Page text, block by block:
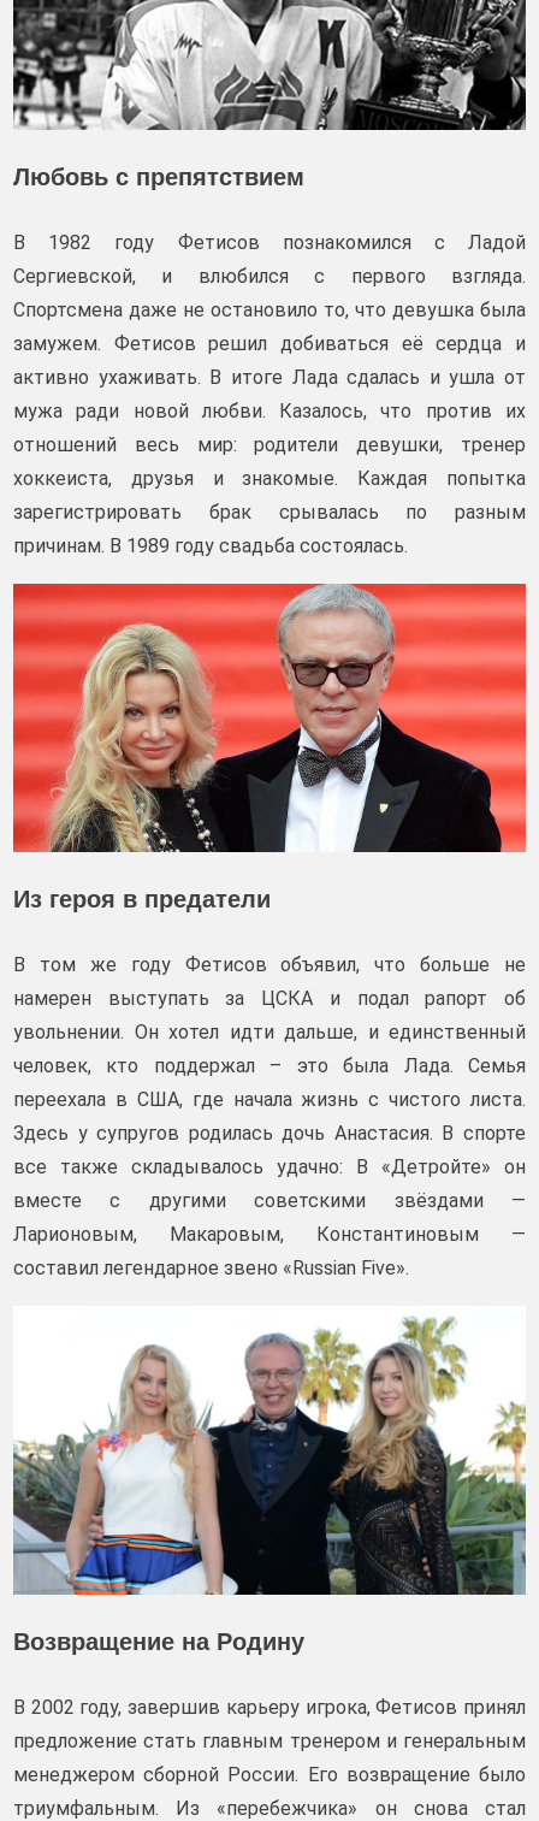
Любовь с препятствием
В 1982 году Фетисов познакомился с Ладой
Сергиевской, и влюбился с первого взгляда.
Спортсмена даже не остановило то, что девушка была
замужем. Фетисов решил добиваться её сердца и
активно ухаживать. В итоге Лада сдалась и ушла от
мужа ради новой любви. Казалось, что против их
отношений весь мир: родители девушки, тренер
хоккеиста, друзья и знакомые. Каждая попытка
зарегистрировать брак срывалась по разным
причинам. В 1989 году свадьба состоялась.
Из героя в предатели
В том же году Фетисов объявил, что больше не
намерен выступать за ЦСКА и подал рапорт об
увольнении. Он хотел идти дальше, и единственный
человек, кто поддержал – это была Лада. Семья
переехала в США, где начала жизнь с чистого листа.
Здесь у супругов родилась дочь Анастасия. В спорте
все также складывалось удачно: В «Детройте» он
вместе с другими советскими звёздами —
Ларионовым, Макаровым, Константиновым —
составил легендарное звено «Russian Five».
Возвращение на Родину
В 2002 году, завершив карьеру игрока, Фетисов принял
предложение стать главным тренером и генеральным
менеджером сборной России. Его возвращение было
триумфальным. Из «перебежчика» он снова стал